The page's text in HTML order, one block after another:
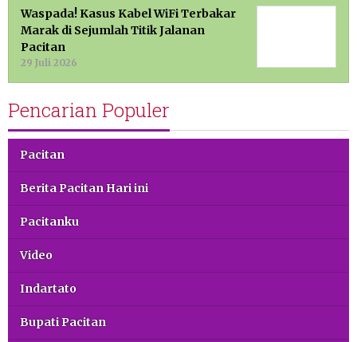
Waspada! Kasus Kabel WiFi Terbakar
Marak di Sejumlah Titik Jalanan
Pacitan
29 Juli 2026
Pencarian Populer
Pacitan
Berita Pacitan Hari ini
Pacitanku
Video
Indartato
Bupati Pacitan